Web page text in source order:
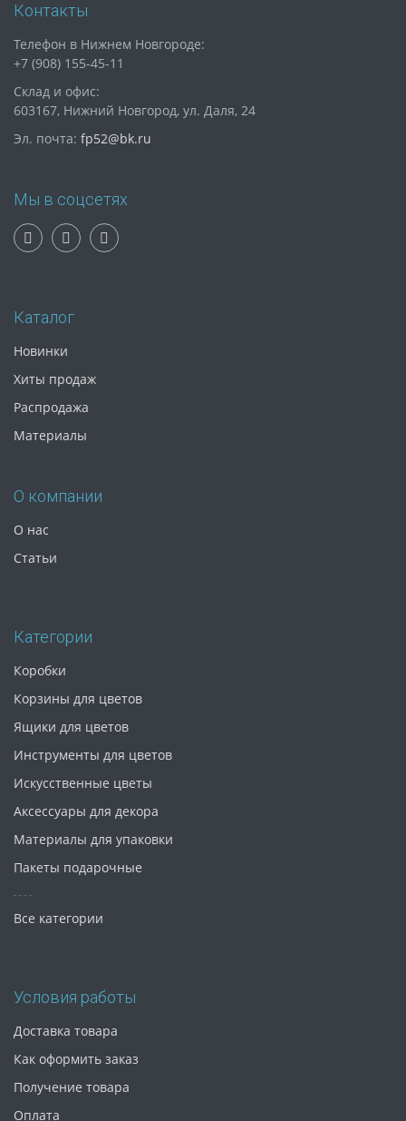
Контакты
Телефон в Нижнем Новгороде:
+7 (908) 155-45-11
Склад и офис:
603167, Нижний Новгород, ул. Даля, 24
Эл. почта: fp52@bk.ru
Мы в соцсетях
Каталог
Новинки
Хиты продаж
Распродажа
Материалы
О компании
О нас
Статьи
Категории
Коробки
Корзины для цветов
Ящики для цветов
Инструменты для цветов
Искусственные цветы
Аксессуары для декора
Материалы для упаковки
Пакеты подарочные
Все категории
Условия работы
Доставка товара
Как оформить заказ
Получение товара
Оплата